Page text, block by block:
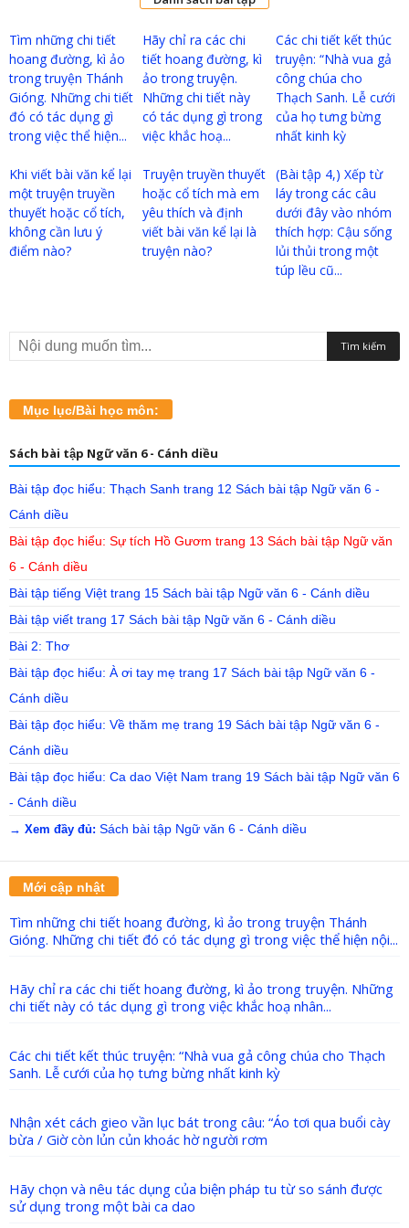
Tìm những chi tiết
hoang đường, kì ảo
trong truyện Thánh
Gióng. Những chi tiết
đó có tác dụng gì
trong việc thể hiện...
Hãy chỉ ra các chi
tiết hoang đường, kì
ảo trong truyện.
Những chi tiết này
có tác dụng gì trong
việc khắc hoạ...
Các chi tiết kết thúc
truyện: “Nhà vua gả
công chúa cho
Thạch Sanh. Lễ cưới
của họ tưng bừng
nhất kinh kỳ
Khi viết bài văn kể lại
một truyện truyền
thuyết hoặc cổ tích,
không cần lưu ý
điểm nào?
Truyện truyền thuyết
hoặc cổ tích mà em
yêu thích và định
viết bài văn kể lại là
truyện nào?
(Bài tập 4,) Xếp từ
láy trong các câu
dưới đây vào nhóm
thích hợp: Cậu sống
lủi thủi trong một
túp lều cũ...
Mục lục/Bài học môn:
Sách bài tập Ngữ văn 6 - Cánh diều
Bài tập đọc hiểu: Thạch Sanh trang 12 Sách bài tập Ngữ văn 6 -
Cánh diều
Bài tập đọc hiểu: Sự tích Hồ Gươm trang 13 Sách bài tập Ngữ văn
6 - Cánh diều
Bài tập tiếng Việt trang 15 Sách bài tập Ngữ văn 6 - Cánh diều
Bài tập viết trang 17 Sách bài tập Ngữ văn 6 - Cánh diều
Bài 2: Thơ
Bài tập đọc hiểu: À ơi tay mẹ trang 17 Sách bài tập Ngữ văn 6 -
Cánh diều
Bài tập đọc hiểu: Về thăm mẹ trang 19 Sách bài tập Ngữ văn 6 -
Cánh diều
Bài tập đọc hiểu: Ca dao Việt Nam trang 19 Sách bài tập Ngữ văn 6
- Cánh diều
→ Xem đầy đủ: Sách bài tập Ngữ văn 6 - Cánh diều
Mới cập nhật
Tìm những chi tiết hoang đường, kì ảo trong truyện Thánh
Gióng. Những chi tiết đó có tác dụng gì trong việc thể hiện nội...
Hãy chỉ ra các chi tiết hoang đường, kì ảo trong truyện. Những
chi tiết này có tác dụng gì trong việc khắc hoạ nhân...
Các chi tiết kết thúc truyện: “Nhà vua gả công chúa cho Thạch
Sanh. Lễ cưới của họ tưng bừng nhất kinh kỳ
Nhận xét cách gieo vần lục bát trong câu: “Áo tơi qua buổi cày
bừa / Giờ còn lủn củn khoác hờ người rơm
Hãy chọn và nêu tác dụng của biện pháp tu từ so sánh được
sử dụng trong một bài ca dao